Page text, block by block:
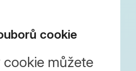
cookie
můžete